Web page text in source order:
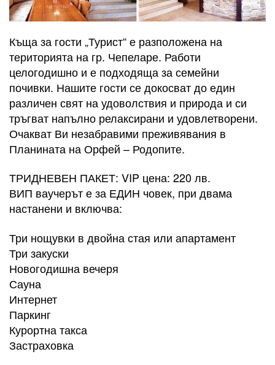
Къща за гости „Турист“ е разположена на
територията на гр. Чепеларе. Работи
целогодишно и е подходяща за семейни
почивки. Нашите гости се докосват до един
различен свят на удоволствия и природа и си
тръгват напълно релаксирани и удовлетворени.
Очакват Ви незабравими преживявания в
Планината на Орфей – Родопите.
ТРИДНЕВЕН ПАКЕТ: VIP цена: 220 лв.
ВИП ваучерът е за ЕДИН човек, при двама
настанени и включва:
Три нощувки в двойна стая или апартамент
Три закуски
Новогодишна вечеря
Сауна
Интернет
Паркинг
Курортна такса
Застраховка​